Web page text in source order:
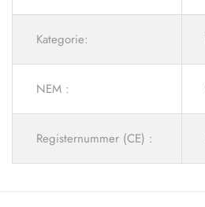
Kategorie:
NEM :
Registernummer (CE) :